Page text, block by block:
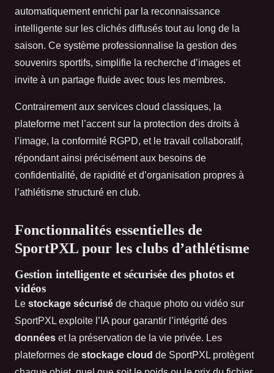
automatiquement enrichi par la reconnaissance
intelligente sur les clichés diffusés tout au long de la
saison. Ce système professionnalise la gestion des
souvenirs sportifs, simplifie la recherche d’images et
invite à un partage fluide avec tous les membres.
Contrairement aux services cloud classiques, la
plateforme met l’accent sur la protection des droits à
l’image, la conformité RGPD, et le travail collaboratif,
répondant ainsi précisément aux besoins de
confidentialité, de rapidité et d’organisation propres à
l’athlétisme structuré en club.
Fonctionnalités essentielles de
SportPXL pour les clubs d’athlétisme
Gestion intelligente et sécurisée des photos et
vidéos
Le stockage sécurisé de chaque photo ou vidéo sur
SportPXL exploite l’IA pour garantir l’intégrité des
données et la préservation de la vie privée. Les
plateformes de stockage cloud de SportPXL protègent